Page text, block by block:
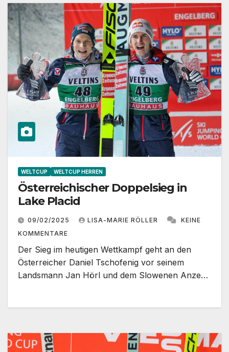
WELTCUP WELTCUP HERREN
Österreichischer Doppelsieg in
Lake Placid
09/02/2025 LISA-MARIE RÖLLER
KEINE
KOMMENTARE
Der Sieg im heutigen Wettkampf geht an den
Österreicher Daniel Tschofenig vor seinem
Landsmann Jan Hörl und dem Slowenen Anze…